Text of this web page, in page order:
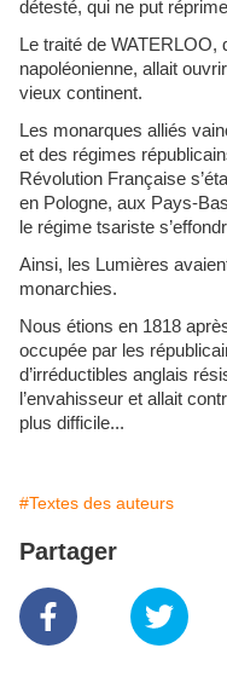
détesté, qui ne put
Le traité de WATERLOO,
napoléonienne, allait
vieux continent.
Les monarques alliés
et des régimes
Révolution Française
en Pologne, aux Pays-
le régime tsariste
Ainsi, les Lumières
monarchies.
Nous étions en 1818
occupée par les
d’irréductibles anglais
l’envahisseur et allait
plus difficile...
#Textes des auteurs
Partager